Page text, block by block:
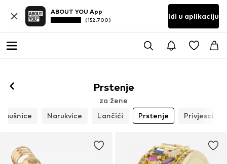
ABOUT YOU App
(152.700) Idi u aplikaciju
Prstenje
za žene
Narukvice Lančići Prstenje Privjesci